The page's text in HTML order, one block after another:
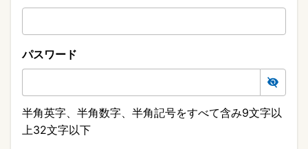
パスワード
半角英字、半角数字、半角記号をすべて含み9文字以
上32文字以下